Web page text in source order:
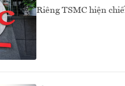
Riêng TSMC hiện